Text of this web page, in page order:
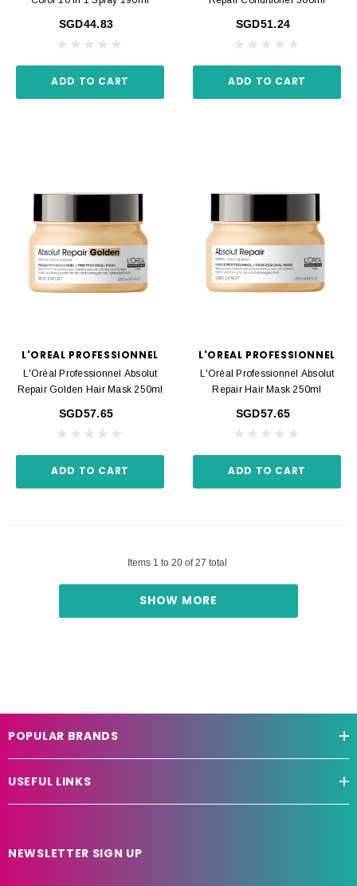
SGD44.83
ADD TO CART
SGD51.24
ADD TO CART
L'OREAL PROFESSIONNEL
L'Oréal Professionnel Absolut
Repair Golden Hair Mask 250ml
SGD57.65
ADD TO CART
L'OREAL PROFESSIONNEL
L'Oréal Professionnel Absolut
Repair Hair Mask 250ml
SGD57.65
ADD TO CART
Items 1 to 20 of27 total
SHOW MORE
POPULAR BRANDS
USEFUL LINKS
NEWSLETTER SIGN UP